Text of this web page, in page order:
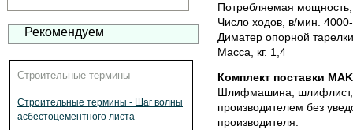
Рекомендуем
Строительные термины
Строительные термины - Шаг волны
асбестоцементного листа
Потребляемая
Число ходов, в/мин.
Диматер опорной
Масса, кг. 1,4
Комплект поставки
Шлифмашина, шлифлист,
производителем без
производителя.